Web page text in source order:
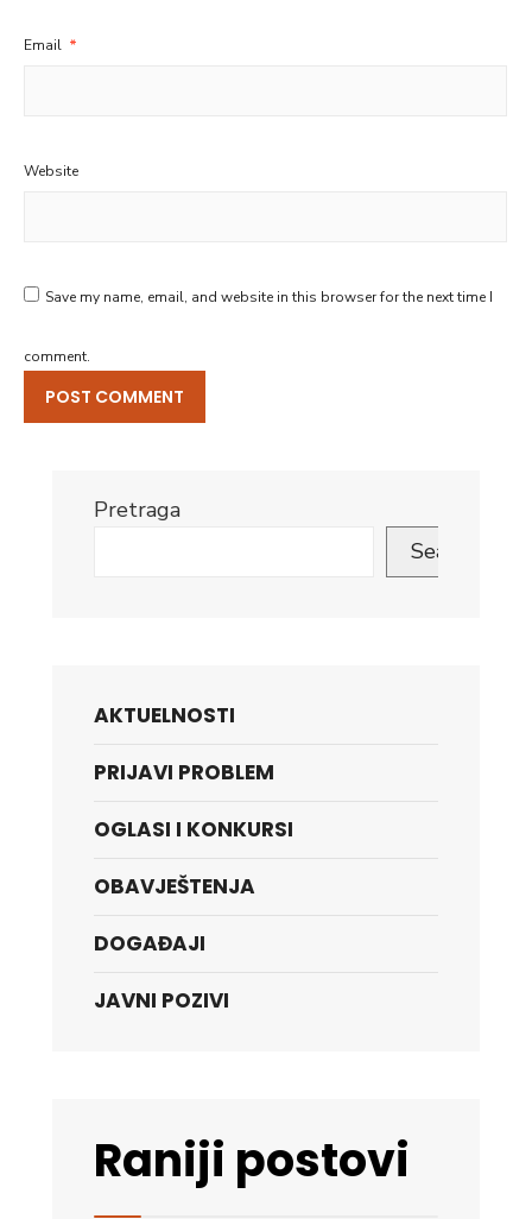
Email *
Website
Save my name, email, and website in this browser for the next time I
comment.
Pretraga
Search
AKTUELNOSTI
PRIJAVI PROBLEM
OGLASI I KONKURSI
OBAVJEŠTENJA
DOGAĐAJI
JAVNI POZIVI
Raniji postovi